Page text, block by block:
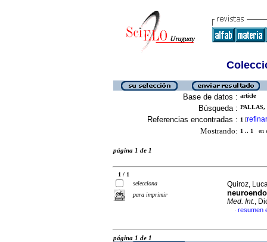
Base de datos : article
Búsqueda : PALLAS,
Referencias encontradas : 1 [refinar
Mostrando: 1 .. 1 en
página 1 de 1
1 / 1
selecciona
para imprimir
Quiroz,
Med. Int.,
· resumen
página 1 de 1